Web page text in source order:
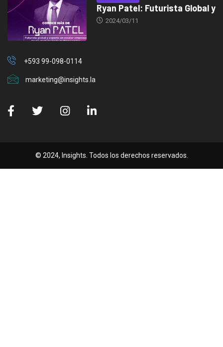
Ryan Patel: Futurista Global y
2024/03/11
+593 99-098-0114
marketing@insights.la
© 2024, Insights. Todos los derechos reservados.